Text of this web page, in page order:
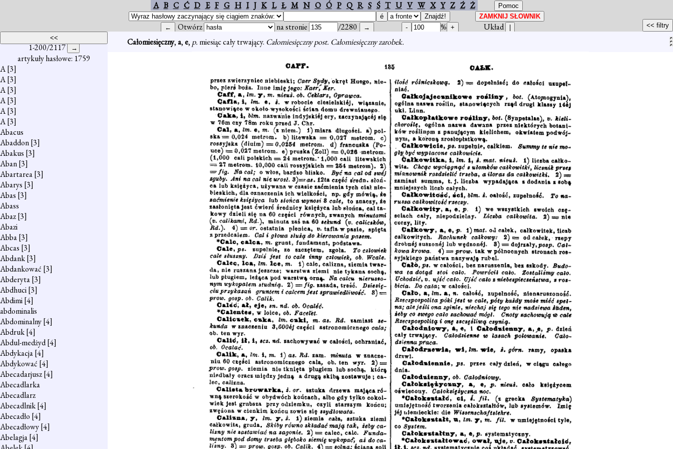
A B C Ć D E F G H I J K L Ł M N O Ó P Q R S Ś T U V W X Y Z Ź Ż
Otwórz na stronie /2280 %
Układ
1-200/2117
artykuły hasłowe: 1759
A[3]
A[3]
A[3]
A[3]
A[3]
A[3]
Abacus
Abaddon[3]
Abakus [3]
Aban[3]
Abartarea[3]
Abarys [3]
Abas [3]
Abass
Abaz[3]
Abazi
Abba[3]
Abcas [3]
Abdank[3]
Abdankować [3]
Abderyta[3]
Abdhuci[3]
Abdimi[4]
abdominalis
Abdominalny[4]
Abdruk[4]
Abdul-medżyd[4]
Abdykacja[4]
Abdykować [4]
Abecadarjusz[4]
Abecadlarka
Abecadlarz
Abecadlnik[4]
Abecadło [4]
Abecadłowy[4]
Abelagja[4]
Całomiesięczny,a,e, p. miesiąc cały trwający. Całomiesięczny post. Całomiesięczny zarobek.